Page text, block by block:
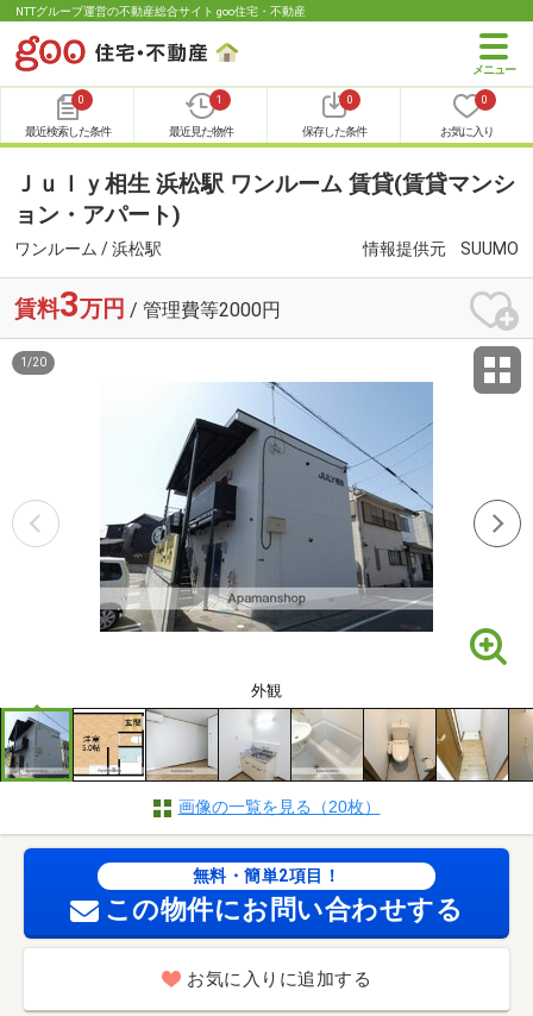
NTTグループ運営の不動産総合サイト goo住宅・不動産
0
最近検索した条件
1
最近見た物件
0
保存した条件
0
お気に入り
Ｊｕｌｙ相生 浜松駅 ワンルーム 賃貸(賃貸マンシ
ョン・アパート)
ワンルーム / 浜松駅 情報提供元 SUUMO
賃料3万円 / 管理費等2000円
外観
1 /20
画像の一覧を見る（20枚）
無料・簡単2項目！
この物件にお問い合わせする
お気に入りに追加する